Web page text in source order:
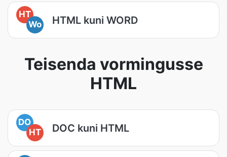
HT
Wo
HTML kuni WORD
Teisenda vormingusse
HTML
DO
HT
DOC kuni HTML